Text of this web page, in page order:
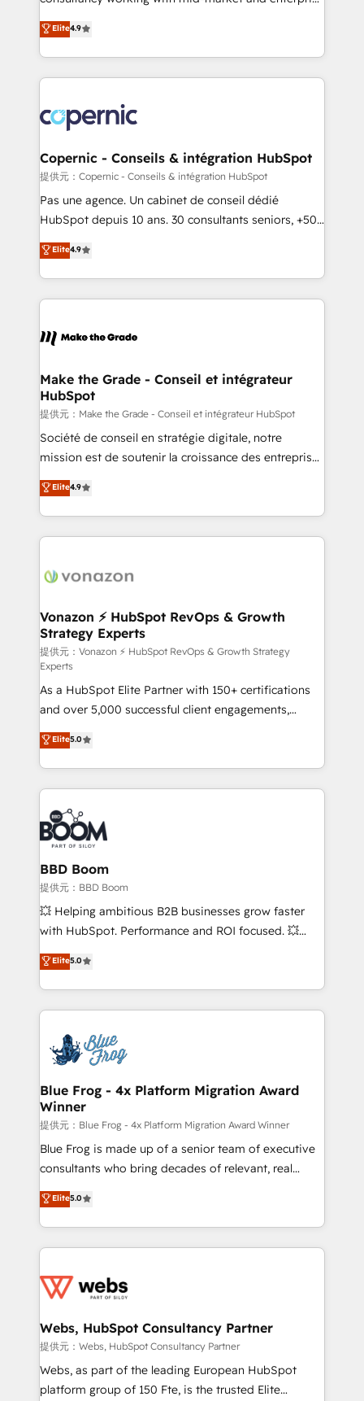
your challenge; our passionate and growth driven
team of 100+ experts is ready for you! Driving digital
businesses. We go beyond implementation, shaping
the strategy, processes, and teams that turn
HubSpot into a genuine growth engine. Named
HubSpot's Global Partner of the Year in 2024,
worldwide, and with over 15 years in the ecosystem,
Huble has built a track record that speaks for itself.
One company, one operating model, delivering
across offices and consulting teams in the UK, USA,
Canada, Germany, France, Belgium, Singapore, and
South Africa. Certified compliant with ISO/IEC
international offices and 175+ employees.
Elite4.9
Copernic - Conseils & intégration HubSpot
提供元：Copernic - Conseils & intégration HubSpot
Pas une agence. Un cabinet de conseil dédié
HubSpot depuis 10 ans. 30 consultants seniors, +500
clients, un ROI mesurable. Notre mission : faire de
HubSpot un vrai levier de performance pour votre
organisation. Cela passe par la compréhension de
vos processus, la fiabilisation de vos données et
la plateforme. Nos domaines d'intervention : -
& reprise de données - Stratégie RevOps &
alignement Marketing / Sales - Data, reporting &
tableaux de bord - Onboarding, audit &
optimisation - Intégrations métiers (ERP, téléphonie,
e-commerce) - Formation & accompagnement au
et grandes entreprises en France et à l'international,
dans des secteurs variés : SaaS, immobilier,
Elite4.9
Make the Grade - Conseil et intégrateur
HubSpot
提供元：Make the Grade - Conseil et intégrateur HubSpot
Société de conseil en stratégie digitale, notre
mission est de soutenir la croissance des entreprises
B2B à travers l’acquisition de nouveaux clients,
l'intégration CRM et le développement des revenus
auprès de vos comptes existants. En France et à
l'international, nous travaillons avec des ETI
delà d’une simple transformation digitale et des
➤ L’intégration de CRM et de méthodologie RevOps
pour aligner les équipes marketing, commerciales et
support client (data migration, synchronisation API,
audit et maintenance) ➤ La création de sites internet
de conversion qui transforment les visiteurs en
opportunités d'affaires ➤ La mise en place de
stratégies d'acquisition marketing (SEO, SEA,
inbound, automatisation marketing, ABM, IA,
emailing) Informations clés : - 10 ans d'expérience -
100+ intégrations CRM HubSpot réussies - 40
experts conseil - 150 certifications HubSpot
cumulées
Elite4.9
Vonazon ⚡ HubSpot RevOps & Growth
Strategy Experts
提供元：Vonazon ⚡ HubSpot RevOps & Growth Strategy
Experts
As a HubSpot Elite Partner with 150+ certifications
and over 5,000 successful client engagements,
Vonazon turns marketing complexity into
measurable, scalable growth. From onboarding to
enterprise-grade campaigns, our in-house team
builds scalable strategies that drive long-term
revenue. ⚙️ HubSpot Integration & Optimization •
Seamless CRM, CMS, and automation setup •
Complex platform migrations and data cleanups •
Custom APIs and third-party integrations 📈 End-to-
End Revenue Acceleration • Lifecycle marketing and
pipeline growth programs • Sales enablement tools
and CRM optimization • Retention strategies with
Execution • 750+ onboardings and 2,000+
implementations • Deep expertise across marketing,
Elite5.0
BBD Boom
提供元：BBD Boom
💥 Helping ambitious B2B businesses grow faster
with HubSpot. Performance and ROI focused. 💥
BBD Boom is the HubSpot partner that can help you
to HubSpot Better. We work with your teams to
solve all your HubSpot challenges and improve user
adoption, sales process and marketing results.
the first time 🔧 Designing and optimising your
HubSpot set-up for better results 🌐 Website design
and build using HubSpot 🔌 Integrating HubSpot
with other systems 🎓 Training your teams to be
HubSpot pros 📊 Lead generation services using
HubSpot Why us? - SIX HubSpot Accreditations -
awarded by HubSpot after a rigorous process for
Migration, Custom Integration & Platform
Enablement -Onboarded over 500 businesses to
get more from your investment in HubSpot.
www.bbdboom.com
Elite5.0
Blue Frog - 4x Platform Migration Award
Winner
提供元：Blue Frog - 4x Platform Migration Award Winner
Blue Frog is made up of a senior team of executive
consultants who bring decades of relevant, real
world experience to our client engagements. "Blue
Frog is a top, trusted partner in HubSpot's
ecosystem for a reason. Their team brings over a
decade of experience to the table, along with deep
for driving growth. They are committed to helping
their unique business needs. We are thrilled to have
Blue Frog in the HubSpot ecosystem leading the
way for customers!" - Yamini Rangan, CEO of
HubSpot “Our experience with the team at Blue Frog
Elite5.0
Webs, HubSpot Consultancy Partner
提供元：Webs, HubSpot Consultancy Partner
Webs, as part of the leading European HubSpot
platform group of 150 Fte, is the trusted Elite